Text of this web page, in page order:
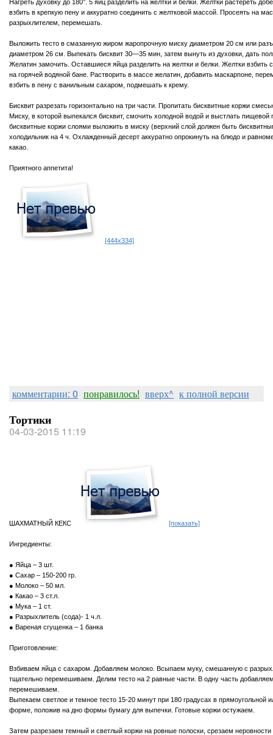
Нагреть духовку до 180°. 5 яиц разделить на желтки и белки. Желтки растереть
взбить в крепкую пену и аккуратно соединить с желтковой массой. Просеять на
разрыхлителем, перемешать.
Выложить тесто в смазанную жиром жаропрочную миску диаметром 20 см или
диаметром 26 см. Выпекать бисквит 30—35 мин, затем вынуть из духовки, дать
Желатин замочить. Оставшиеся яйца разделить на желтки и белки. Желтки взбить
на горячей водяной бане. Растворить в массе желатин, добавить маскарпоне,
взбить в пену с ванильным сахаром, подмешать к крему.
Бисквит разрезать горизонтально на три части. Пропитать бисквитные коржи
Миску, в которой выпекался бисквит, смочить холодной водой и выстлать пищевой
бисквитные коржи слоями выложить в миску (верхний слой должен быть
холодильник на 4 ч. Охлажденный десерт аккуратно опрокинуть на блюдо и
какао.
Приятного аппетита!
[444x334]
комментарии: 0 понравилось! вверх^ к полной версии
Тортики
04-03-2015 11:19
ШАХМАТНЫЙ КЕКС [показать]
Ингредиенты:
● Яйца – 3 шт.
● Сахар – 150-200 гр.
● Молоко – 50 мл.
● Какао – 3 ст.л.
● Мука – 1 ст.
● Разрыхлитель (сода)- 1 ч.л.
● Вареная сгущенка – 1 банка
Приготовление:
Взбиваем яйца с сахаром. Добавляем молоко. Всыпаем муку, смешанную с
тщательно перемешиваем. Делим тесто на 2 равные части. В одну часть
перемешиваем.
Выпекаем светлое и темное тесто 15-20 минут при 180 градусах в прямоугольной
форме, положив на дно формы бумагу для выпечки. Готовые коржи остужаем.
Затем разрезаем темный и светлый коржи на ровные полоски, срезаем